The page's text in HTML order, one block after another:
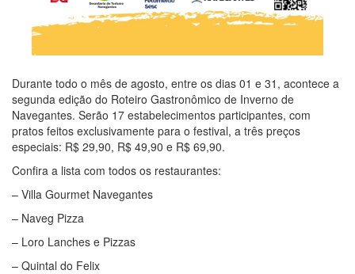
Durante todo o mês de agosto, entre os dias 01 e 31, acontece a
segunda edição do Roteiro Gastronômico de Inverno de
Navegantes. Serão 17 estabelecimentos participantes, com
pratos feitos exclusivamente para o festival, a três preços
especiais: R$ 29,90, R$ 49,90 e R$ 69,90.
Confira a lista com todos os restaurantes:
– Villa Gourmet Navegantes
– Naveg Pizza
– Loro Lanches e Pizzas
– Quintal do Felix